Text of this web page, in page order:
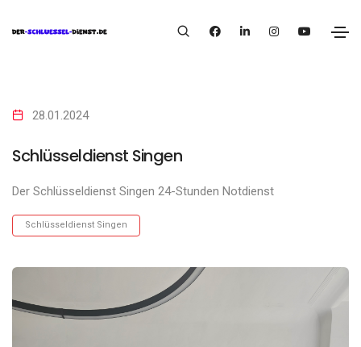
28.01.2024
Schlüsseldienst Singen
Der Schlüsseldienst Singen 24-Stunden Notdienst
Schlüsseldienst Singen